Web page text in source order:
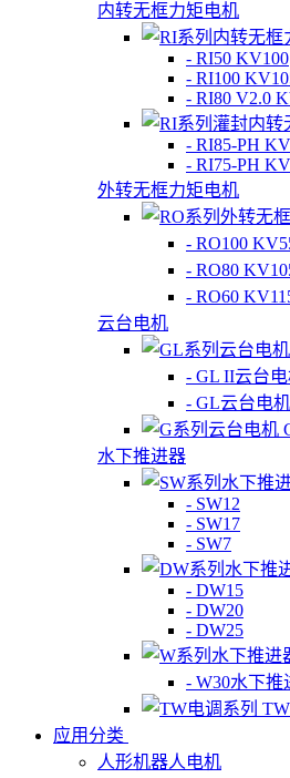
内转无框力矩电机
- RI50 KV100
- RI100
- RI80 V2.0
- RI85-PH
- RI75-PH
外转无框力矩电机
- RO100
- RO80
- RO60
云台电机
- GL II云台
- GL云台电机
水下推进器
- SW12
- SW17
- SW7
- DW15
- DW20
- DW25
- W30水下推
应用分类
人形机器人电机